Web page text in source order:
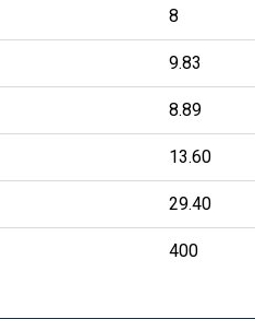
8
9.83
8.89
13.60
29.40
400